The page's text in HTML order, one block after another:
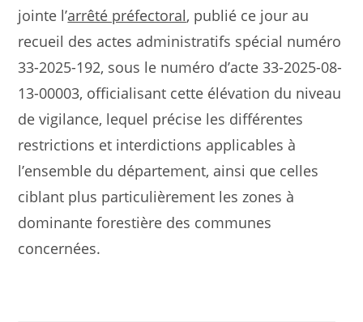
jointe l’arrêté préfectoral, publié ce jour au
recueil des actes administratifs spécial numéro
33-2025-192, sous le numéro d’acte 33-2025-08-
13-00003, officialisant cette élévation du niveau
de vigilance, lequel précise les différentes
restrictions et interdictions applicables à
l’ensemble du département, ainsi que celles
ciblant plus particulièrement les zones à
dominante forestière des communes
concernées.